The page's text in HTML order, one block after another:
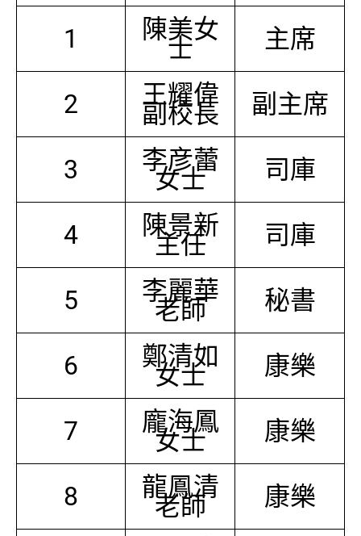
1
陳美女
士 主席
2 王耀偉
副校長 副主席
3 李彦蕾
女士 司庫
4 陳景新
主任 司庫
5 李麗華
老師 秘書
6 鄭清如
女士 康樂
7 龐海鳳
女士 康樂
8 龍鳳清
老師 康樂